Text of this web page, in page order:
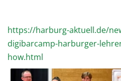
https://harburg-aktuell.de/
digibarcamp-harburger-
how.html